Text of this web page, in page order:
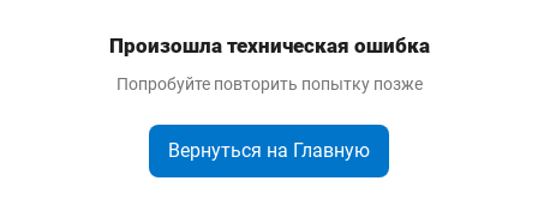
Произошла техническая ошибка
Попробуйте повторить попытку позже
Вернуться на Главную